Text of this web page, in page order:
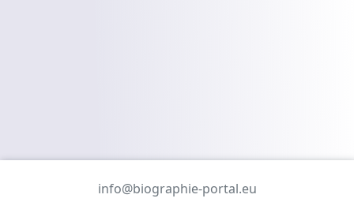
info@biographie-portal.eu